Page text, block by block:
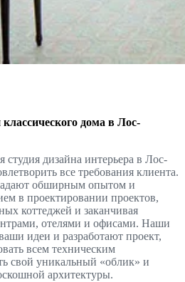
дома в Лос-
дизайна интерьера в Лос-
все требования клиента.
обширным опытом и
в проектировании проектов,
коттеджей и заканчивая
отелями и офисами. Наши
идеи и разработают проект,
всем техническим
свой уникальный «облик» и
архитектуры.